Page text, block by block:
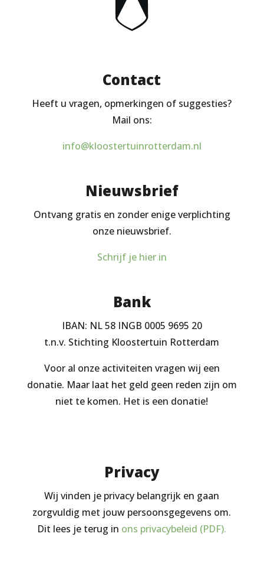
Contact
Heeft u vragen, opmerkingen of suggesties?
Mail ons:
info@kloostertuinrotterdam.nl
Nieuwsbrief
Ontvang gratis en zonder enige verplichting
onze nieuwsbrief.
Schrijf je hier in
Bank
IBAN: NL 58 INGB 0005 9695 20
t.n.v. Stichting Kloostertuin Rotterdam
Voor al onze activiteiten vragen wij een
donatie. Maar laat het geld geen reden zijn om
niet te komen. Het is een donatie!
Privacy
Wij vinden je privacy belangrijk en gaan
zorgvuldig met jouw persoonsgegevens om.
Dit lees je terug in ons privacybeleid (PDF).